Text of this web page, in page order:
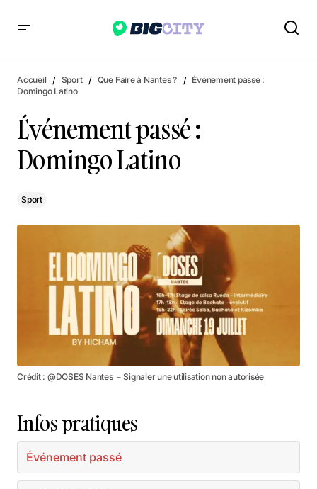
Événement passé : Domingo Latino
Accueil Sport Que Faire à Nantes ?
Événement passé :
Domingo Latino
Événement passé :
Domingo Latino
Sport
Crédit : @DOSES Nantes －Signaler une utilisation non autorisée
Infos pratiques
Événement passé